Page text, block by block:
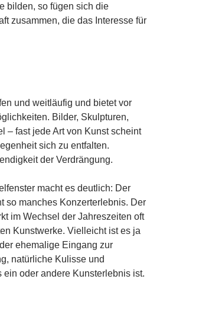
bilden, so fügen sich die
zusammen, die das Interesse für
und weitläufig und bietet vor
Bilder, Skulpturen,
– fast jede Art von Kunst scheint
sich zu entfalten.
der Verdrängung.
macht es deutlich: Der
so manches Konzerterlebnis. Der
im Wechsel der Jahreszeiten oft
Kunstwerke. Vielleicht ist es ja
ehemalige Eingang zur
natürliche Kulisse und
oder andere Kunsterlebnis ist.